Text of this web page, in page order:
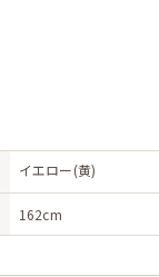
イエロー(黄)
162cm